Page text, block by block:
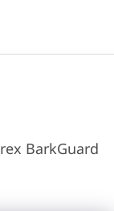
BarkGuard